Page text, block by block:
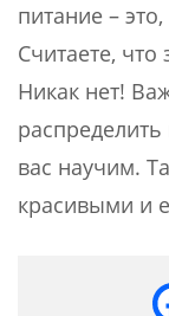
питание –
Считаете, что
Никак нет!
вас научим.
красивыми и